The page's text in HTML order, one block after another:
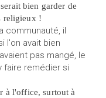
bien garder de
religieux !
communauté, il
l'on avait bien
pas mangé, le
faire remédier si
à l'office, surtout à